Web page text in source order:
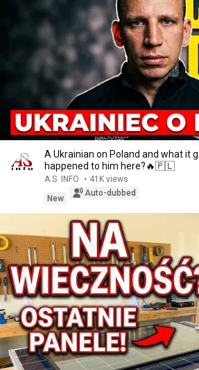
A Ukrainian on Poland and what it
happened to him here?🔥🇵🇱
A.S. INFO • 41K views
New
Auto-dubbed